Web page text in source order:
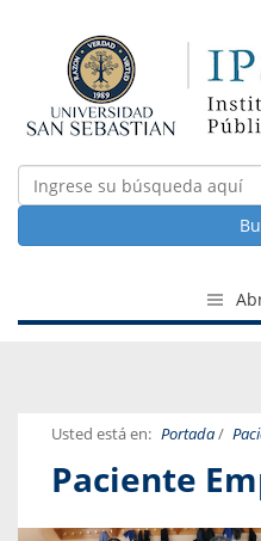
Usted está en: Portada/
Paciente